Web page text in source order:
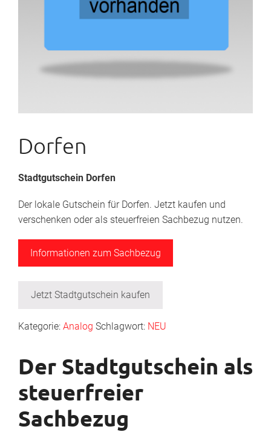
Dorfen
Stadtgutschein Dorfen
Der lokale Gutschein für Dorfen. Jetzt kaufen und
verschenken oder als steuerfreien Sachbezug nutzen.
Informationen zum Sachbezug
Jetzt Stadtgutschein kaufen
Kategorie: Analog Schlagwort: NEU
Der Stadtgutschein als
steuerfreier
Sachbezug